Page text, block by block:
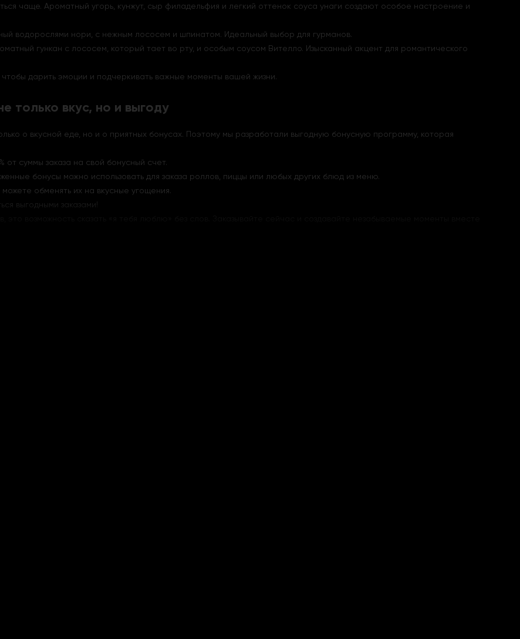
чаще. Ароматный угорь, кунжут, сыр филадельфия и легкий оттенок соуса унаги создают особое настроение и
водорослями нори, с нежным лососем и шпинатом. Идеальный выбор для гурманов.
гункан с лососем, который тает во рту, и особым соусом Вителло. Изысканный акцент для романтического
дарить эмоции и подчеркивать важные моменты вашей жизни.
только вкус, но и выгоду
о вкусной еде, но и о приятных бонусах. Поэтому мы разработали выгодную бонусную программу, которая
от суммы заказа на свой бонусный счет.
бонусы можно использовать для заказа роллов, пиццы или любых других блюд из меню.
обменять их на вкусные угощения.
выгодными заказами!